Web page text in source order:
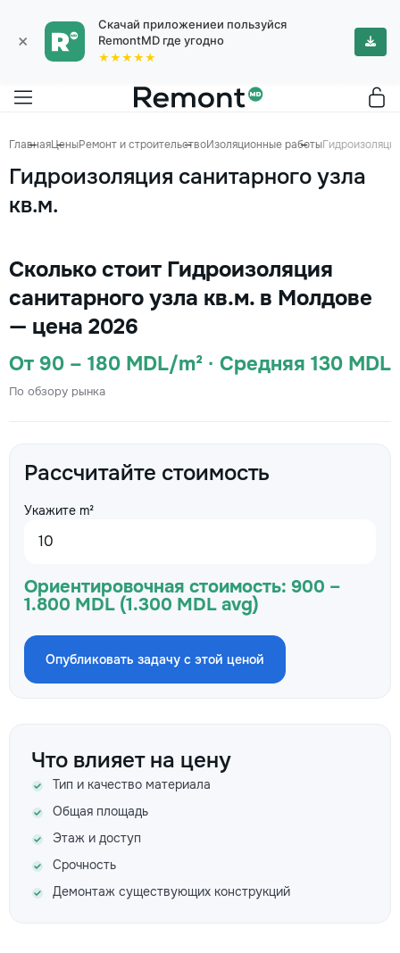
×
Скачай приложениеи пользуйся
RemontMD где угодно
★★★★★
ГлавнаяЦеныРемонт и строительствоИзоляционные работы
Гидроизоляция санитарного узла
кв.м.
Сколько стоит Гидроизоляция
санитарного узла кв.м. в Молдове
— цена 2026
От 90 – 180 MDL/m² · Средняя 130 MDL
По обзору рынка
Рассчитайте стоимость
Укажите m²
Ориентировочная стоимость: 900 –
1.800 MDL (1.300 MDL avg)
Опубликовать задачу с этой ценой
Что влияет на цену
Тип и качество материала
Общая площадь
Этаж и доступ
Срочность
Демонтаж существующих конструкций